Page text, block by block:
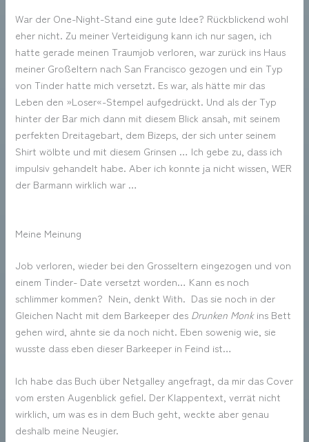
War der One-Night-Stand eine gute Idee? Rückblickend wohl
eher nicht. Zu meiner Verteidigung kann ich nur sagen, ich
hatte gerade meinen Traumjob verloren, war zurück ins Haus
meiner Großeltern nach San Francisco gezogen und ein Typ
von Tinder hatte mich versetzt. Es war, als hätte mir das
Leben den »Loser«-Stempel aufgedrückt. Und als der Typ
hinter der Bar mich dann mit diesem Blick ansah, mit seinem
perfekten Dreitagebart, dem Bizeps, der sich unter seinem
Shirt wölbte und mit diesem Grinsen … Ich gebe zu, dass ich
impulsiv gehandelt habe. Aber ich konnte ja nicht wissen, WER
der Barmann wirklich war …
Meine Meinung
Job verloren, wieder bei den Grosseltern eingezogen und von
einem Tinder- Date versetzt worden… Kann es noch
schlimmer kommen? Nein, denkt With. Das sie noch in der
Gleichen Nacht mit dem Barkeeper des Drunken Monkins Bett
gehen wird, ahnte sie da noch nicht. Eben sowenig wie, sie
wusste dass eben dieser Barkeeper in Feind ist…
Ich habe das Buch über Netgalley angefragt, da mir das Cover
vom ersten Augenblick gefiel. Der Klappentext, verrät nicht
wirklich, um was es in dem Buch geht, weckte aber genau
deshalb meine Neugier.